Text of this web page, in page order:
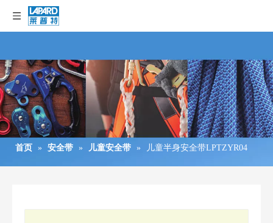
首页 » 安全带 » 儿童安全带 » 儿童半身安全带LPTZYR04